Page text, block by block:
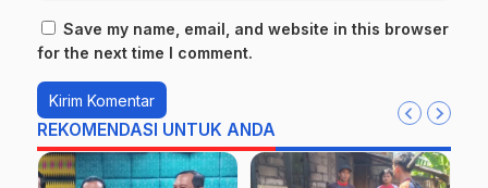
Save my name, email, and website in this browser
for the next time I comment.
REKOMENDASI UNTUK ANDA